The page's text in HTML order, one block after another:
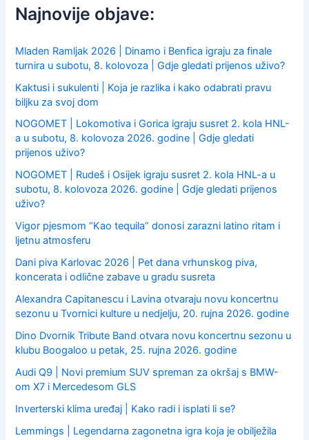
f
o
:
Najnovije objave:
Mladen Ramljak 2026 | Dinamo i Benfica igraju za finale
turnira u subotu, 8. kolovoza | Gdje gledati prijenos uživo?
Kaktusi i sukulenti | Koja je razlika i kako odabrati pravu
biljku za svoj dom
NOGOMET | Lokomotiva i Gorica igraju susret 2. kola HNL-
a u subotu, 8. kolovoza 2026. godine | Gdje gledati
prijenos uživo?
NOGOMET | Rudeš i Osijek igraju susret 2. kola HNL-a u
subotu, 8. kolovoza 2026. godine | Gdje gledati prijenos
uživo?
Vigor pjesmom “Kao tequila” donosi zarazni latino ritam i
ljetnu atmosferu
Dani piva Karlovac 2026 | Pet dana vrhunskog piva,
koncerata i odlične zabave u gradu susreta
Alexandra Capitanescu i Lavina otvaraju novu koncertnu
sezonu u Tvornici kulture u nedjelju, 20. rujna 2026. godine
Dino Dvornik Tribute Band otvara novu koncertnu sezonu u
klubu Boogaloo u petak, 25. rujna 2026. godine
Audi Q9 | Novi premium SUV spreman za okršaj s BMW-
om X7 i Mercedesom GLS
Inverterski klima uređaj | Kako radi i isplati li se?
Lemmings | Legendarna zagonetna igra koja je obilježila